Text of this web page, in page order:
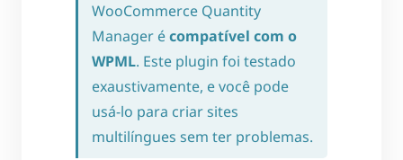
WooCommerce Quantity
Manager écompatível com o
WPML. Este plugin foi testado
exaustivamente, e você pode
usá-lo para criar sites
multilíngues sem ter problemas.